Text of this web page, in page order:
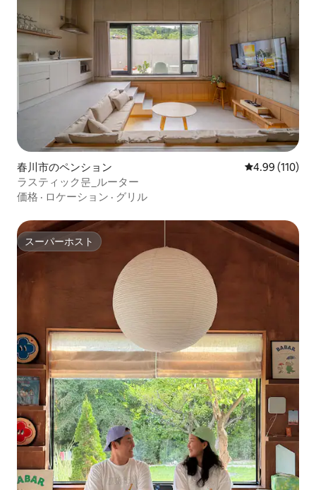
春川市のペンション レビュー110
4.99 (110)
ラスティック문_ルーター
価格 · ロケーション · グリル
スーパーホスト
スーパーホスト